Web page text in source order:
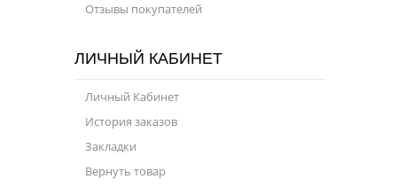
Отзывы покупателей
ЛИЧНЫЙ КАБИНЕТ
Личный Кабинет
История заказов
Закладки
Вернуть товар